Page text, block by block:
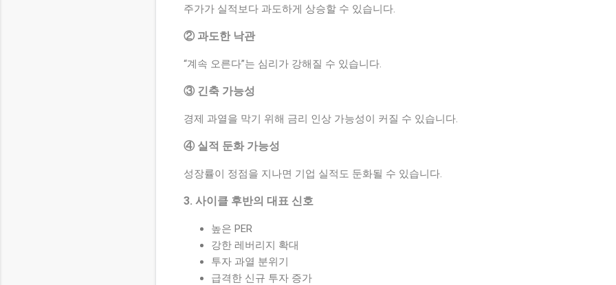
주가가 실적보다 과도하게 상승할 수 있습니다.
② 과도한 낙관
“계속 오른다”는 심리가 강해질 수 있습니다.
③ 긴축 가능성
경제 과열을 막기 위해 금리 인상 가능성이 커질 수 있습니다.
④ 실적 둔화 가능성
성장률이 정점을 지나면 기업 실적도 둔화될 수 있습니다.
3. 사이클 후반의 대표 신호
높은 PER
강한 레버리지 확대
투자 과열 분위기
급격한 신규 투자 증가